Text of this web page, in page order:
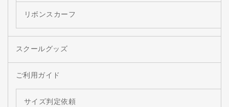
リボンスカーフ
スクールグッズ
ご利用ガイド
サイズ判定依頼